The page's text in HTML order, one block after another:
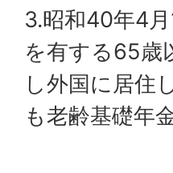
3.昭和40年4
を有する65歳
し外国に居住
も老齢基礎年